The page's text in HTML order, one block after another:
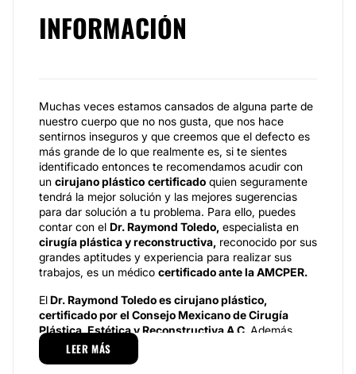
INFORMACIÓN
Muchas veces estamos cansados de alguna parte de
nuestro cuerpo que no nos gusta, que nos hace
sentirnos inseguros y que creemos que el defecto es
más grande de lo que realmente es, si te sientes
identificado entonces te recomendamos acudir con
un cirujano plástico certificado quien seguramente
tendrá la mejor solución y las mejores sugerencias
para dar solución a tu problema. Para ello, puedes
contar con el Dr. Raymond Toledo, especialista en
cirugía plástica y reconstructiva, reconocido por sus
grandes aptitudes y experiencia para realizar sus
trabajos, es un médico certificado ante la AMCPER.
ElDr. Raymond Toledo es cirujano plástico,
certificado por el Consejo Mexicano de Cirugía
Plástica, Estética y Reconstructiva A.C. Además
pertenece a la
Sociedad del Grupo Ángeles.
profesional con excelentes valores humanos y éticos
LEER MÁS